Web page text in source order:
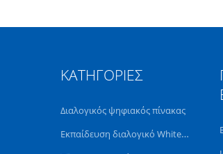
ΚΑΤΗΓΟΡΊΕΣ
Διαλογικός ψηφιακός πίνακας
Εκπαίδευση διαλογικό Whiteboard